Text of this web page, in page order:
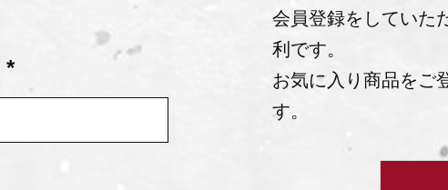
会員登録をしていた
利です。
お気に入り商品をご
す。